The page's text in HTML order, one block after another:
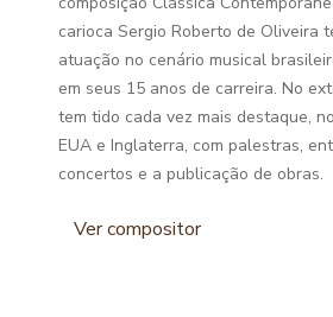
carioca Sergio Roberto de Oliveira
atuação no cenário musical
em seus 15 anos de carreira. No
tem tido cada vez mais destaque,
EUA e Inglaterra, com palestras,
concertos e a publicação de obras.
Ver compositor